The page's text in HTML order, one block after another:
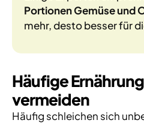
Portionen Gemüse und
mehr, desto besser für
Häufige
vermeiden
Häufig schleichen sich